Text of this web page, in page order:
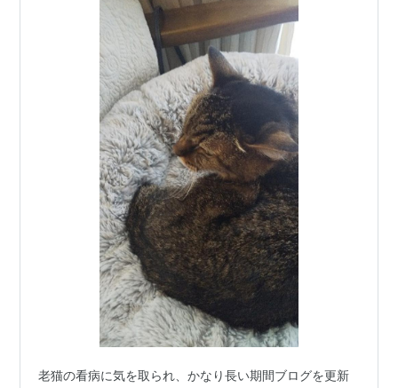
老猫の看病に気を取られ、かなり長い期間ブログを更新